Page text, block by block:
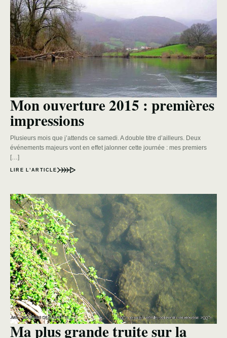
Mon ouverture 2015 : premières
impressions
Plusieurs mois que j’attends ce samedi. A double titre d’ailleurs. Deux
événements majeurs vont en effet jalonner cette journée : mes premiers
[…]
LIRE L’ARTICLE
Ma plus grande truite sur la